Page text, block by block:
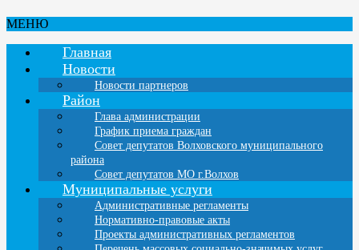
МЕНЮ
Главная
Новости
Новости партнеров
Район
Глава администрации
График приема граждан
Совет депутатов Волховского муниципального
района
Совет депутатов МО г.Волхов
Муниципальные услуги
Административные регламенты
Нормативно-правовые акты
Проекты административных регламентов